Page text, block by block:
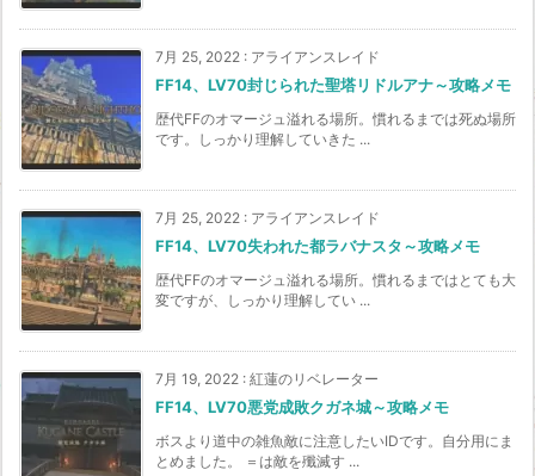
7月 25, 2022 : アライアンスレイド
FF14、LV70封じられた聖塔リドルアナ～攻略メモ
歴代FFのオマージュ溢れる場所。慣れるまでは死ぬ場所
です。しっかり理解していきた ...
7月 25, 2022 : アライアンスレイド
FF14、LV70失われた都ラバナスタ～攻略メモ
歴代FFのオマージュ溢れる場所。慣れるまではとても大
変ですが、しっかり理解してい ...
7月 19, 2022 : 紅蓮のリベレーター
FF14、LV70悪党成敗クガネ城～攻略メモ
ボスより道中の雑魚敵に注意したいIDです。自分用にま
とめました。 ＝は敵を殲滅す ...